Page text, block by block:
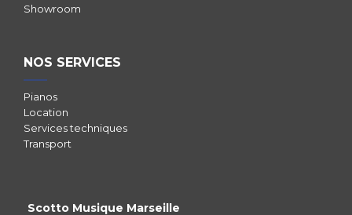
Showroom
NOS SERVICES
Pianos
Location
Services techniques
Transport
Scotto Musique Marseille